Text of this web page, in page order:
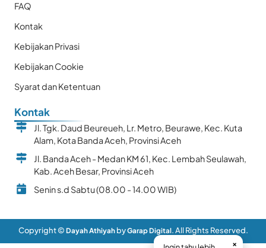
FAQ
Kontak
Kebijakan Privasi
Kebijakan Cookie
Syarat dan Ketentuan
Kontak
Jl. Tgk. Daud Beureueh, Lr. Metro, Beurawe, Kec. Kuta
Alam, Kota Banda Aceh, Provinsi Aceh
Jl. Banda Aceh - Medan KM 61, Kec. Lembah Seulawah,
Kab. Aceh Besar, Provinsi Aceh
Senin s.d Sabtu (08.00 - 14.00 WIB)
Copyright © Dayah Athiyah byGarap Digital. All Rights Reserved.
×